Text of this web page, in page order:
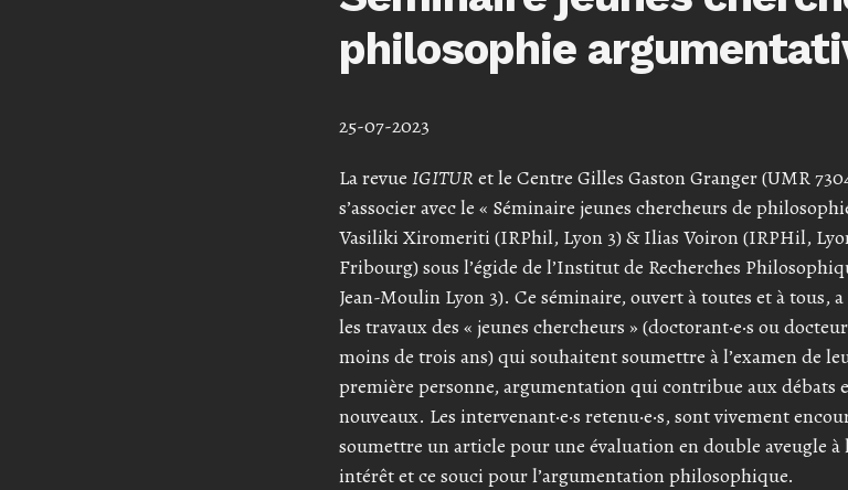
philosophie
25-07-2023
La revue IGITUR et le Centre Gilles Gaston Granger (UMR
s’associer avec le « Séminaire jeunes chercheurs de
Vasiliki Xiromeriti (IRPhil, Lyon 3) & Ilias Voiron (IRPHil,
Fribourg) sous l’égide de l’Institut de Recherches
Jean-Moulin Lyon 3). Ce séminaire, ouvert à toutes et à tous,
les travaux des « jeunes chercheurs » (doctorant·e·s ou
moins de trois ans) qui souhaitent soumettre à l’examen de
première personne, argumentation qui contribue aux débats
nouveaux. Les intervenant·e·s retenu·e·s, sont vivement
soumettre un article pour une évaluation en double aveugle
intérêt et ce souci pour l’argumentation philosophique.